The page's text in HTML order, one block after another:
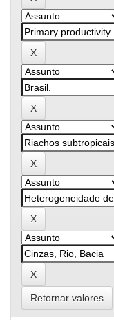
Retornar valores